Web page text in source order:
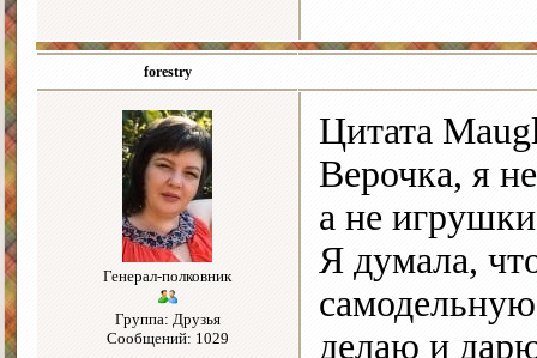
forestry
Генерал-полковник
Группа: Друзья
Сообщений: 1029
Цитата
Верочка, я
а не
Я думала,
делаю и